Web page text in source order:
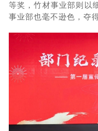
等奖，竹材事业部则以
事业部也毫不逊色，夺